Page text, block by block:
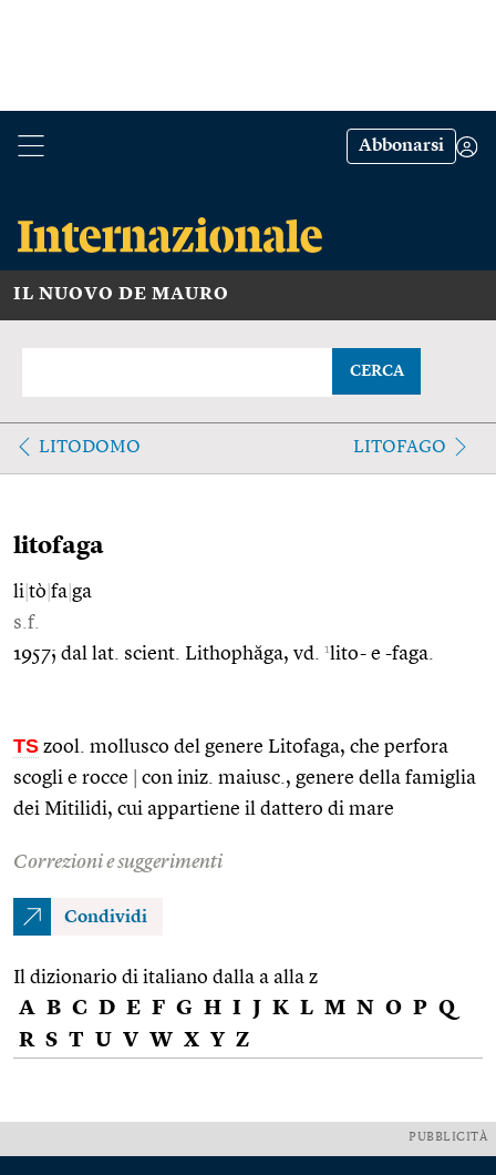
Abbonarsi
IL NUOVO DE MAURO
CERCA
LITODOMO LITOFAGO
litofaga
li tò fa ga
s.f.
1957; dal lat. scient. Lithophăga, vd.
1lito- e -faga.
TS zool. mollusco del genere Litofaga, che perfora
scogli e rocce
con iniz. maiusc., genere della famiglia
dei Mitilidi, cui appartiene il dattero di mare
Correzioni e suggerimenti
Condividi
Il dizionario di italiano dalla a alla z
A B C D E F G H I J K L M N O P Q
R S T U V W X Y Z
PUBBLICITÀ